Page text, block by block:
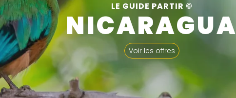
LE GUIDE PARTIR ©
NICARAGUA
Voir les offres
☀️ Où partir par mois
Janvier
Février Mars Mai Juin
Octobre
Novembre
✨ Envies populaires